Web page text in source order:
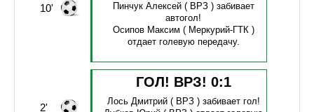
10' Пинчук Алексей( ВРЗ ) забивает
автогол!
Осипов Максим ( Меркурий-ГТК )
отдает голевую передачу.
2'
ГОЛ! ВРЗ! 0:1
Лось Дмитрий( ВРЗ ) забивает гол!